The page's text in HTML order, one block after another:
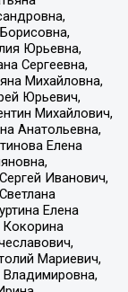
Юрьевна,
Сергеевна,
Михайловна,
Юрьевич,
Михайлович,
Анатольевна,
Елена
Иванович,
Елена
Мариевич,